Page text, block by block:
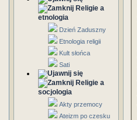
Religie a
etnologia
Dzień Zaduszny
Etnologia religii
Kult słońca
Sati
Religie a
socjologia
Akty przemocy
Ateizm po czesku